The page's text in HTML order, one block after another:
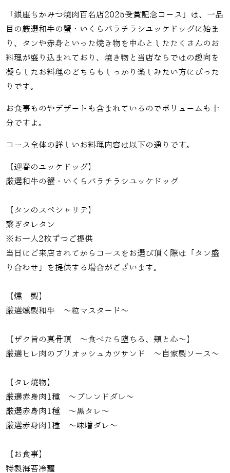
「銀座ちかみつ焼肉百名店2025受賞記念コース」は、一品
目の厳選和牛の蟹・いくらバラチラシユッケドッグに始ま
り、タンや赤身といった焼き物を中心としたたくさんのお
料理が盛り込まれており、焼き物と当店ならではの趣向を
凝らしたお料理のどちらもしっかり楽しみたい方にぴった
りです。
お食事ものやデザートも含まれているのでボリュームも十
分ですよ。
コース全体の詳しいお料理内容は以下の通りです。
【迎春のユッケドッグ】
厳選和牛の蟹・いくらバラチラシユッケドッグ
【タンのスペシャリテ】
繋ぎタレタン
※お一人2枚ずつご提供
当日にご来店されてからコースをお選び頂く際は「タン盛
り合わせ」を提供する場合がございます。
【燻 製】
厳選燻製和牛 ～粒マスタード～
【ザク旨の真骨頂 ～食べたら堕ちる、頬と心～】
厳選ヒレ肉のブリオッシュカツサンド ～自家製ソース～
【タレ焼物】
厳選赤身肉1種 ～ブレンドダレ～
厳選赤身肉1種 ～黒タレ～
厳選赤身肉1種 〜味噌ダレ〜
【お食事】
特製海苔冷麺